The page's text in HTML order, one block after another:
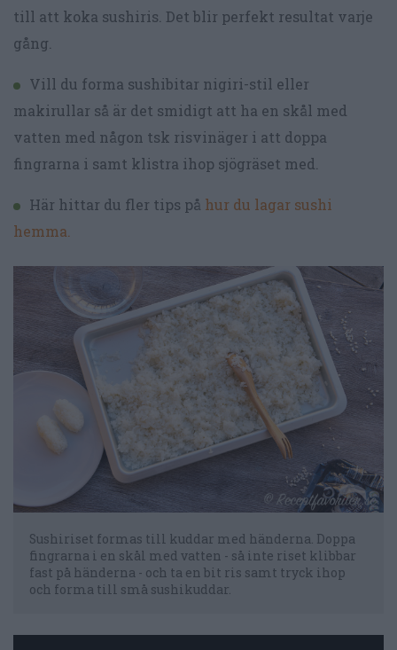
till att koka sushiris. Det blir perfekt resultat varje
gång.
Vill du forma sushibitar nigiri-stil eller
makirullar så är det smidigt att ha en skål med
vatten med någon tsk risvinäger i att doppa
fingrarna i samt klistra ihop sjögräset med.
Här hittar du fler tips på hur du lagar sushi
hemma.
Sushiriset formas till kuddar med händerna. Doppa
fingrarna i en skål med vatten - så inte riset klibbar
fast på händerna - och ta en bit ris samt tryck ihop
och forma till små sushikuddar.